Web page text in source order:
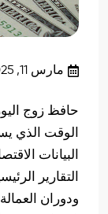
مارس 11, 2025
حافظ زوج
الوقت الذي
البيانات
التقارير